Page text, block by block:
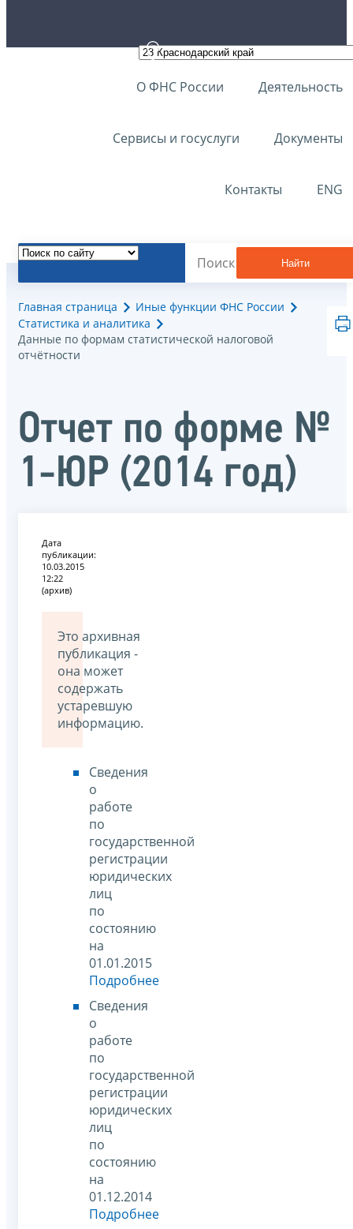
О ФНС России Деятельность
Сервисы и госуслуги Документы
Контакты ENG
Найти
Главная страница
Иные функции ФНС России
Статистика и аналитика
Данные по формам статистической налоговой
отчётности
Отчет по форме №
1-ЮР (2014 год)
Дата
публикации:
10.03.2015
12:22
(архив)
Это архивная
публикация -
она может
содержать
устаревшую
информацию.
Сведения
о
работе
по
государственной
регистрации
юридических
лиц
по
состоянию
на
01.01.2015
Подробнее
Сведения
о
работе
по
государственной
регистрации
юридических
лиц
по
состоянию
на
01.12.2014
Подробнее